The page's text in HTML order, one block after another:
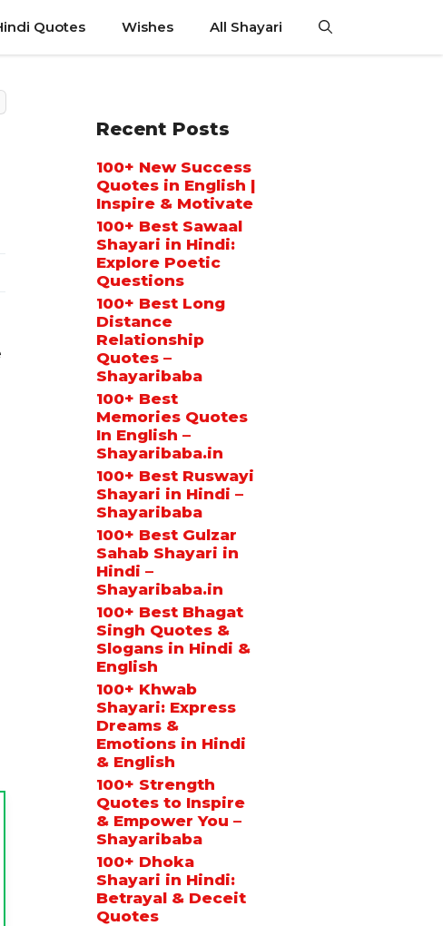
Quotes Wishes All Shayari
Recent Posts
100+ New Success
Quotes in English |
Inspire & Motivate
100+ Best Sawaal
Shayari in Hindi:
Explore Poetic
Questions
100+ Best Long
Distance
Relationship
Quotes –
Shayaribaba
100+ Best
Memories Quotes
In English –
Shayaribaba.in
100+ Best Ruswayi
Shayari in Hindi –
Shayaribaba
100+ Best Gulzar
Sahab Shayari in
Hindi –
Shayaribaba.in
100+ Best Bhagat
Singh Quotes &
Slogans in Hindi &
English
100+ Khwab
Shayari: Express
Dreams &
Emotions in Hindi
& English
100+ Strength
Quotes to Inspire
& Empower You –
Shayaribaba
100+ Dhoka
Shayari in Hindi:
Betrayal & Deceit
Quotes